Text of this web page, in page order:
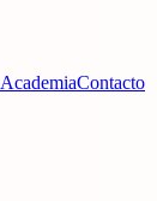
AcademiaContacto